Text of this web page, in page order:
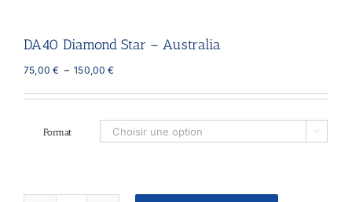
DA40 Diamond Star – Australia
75,00€ – 150,00€Plage
prix :
à
150,00 €
Format 